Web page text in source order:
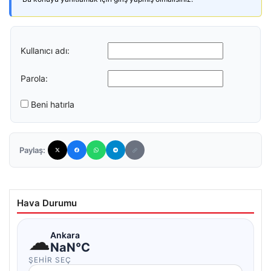
Kullanıcı adı:
Parola:
Beni hatırla
Paylaş:
Hava Durumu
☁Ankara
NaN°C
ŞEHIR SEÇ